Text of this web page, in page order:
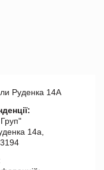
Руденка 14А
14а,